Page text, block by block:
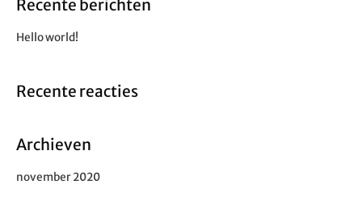
k
n
r
Recente berichten
Hello world!
Recente reacties
Archieven
november 2020